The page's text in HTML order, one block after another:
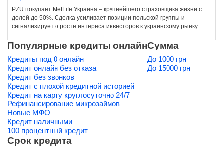
PZU покупает MetLife Украина – крупнейшего страховщика жизни с
долей до 50%. Сделка усиливает позиции польской группы и
сигнализирует о росте интереса инвесторов к украинскому рынку.
Популярные кредиты онлайн
Кредиты под 0 онлайн
Кредит онлайн без отказа
Кредит без звонков
Кредит с плохой кредитной историей
Кредит на карту круглосуточно 24/7
Рефинансирование микрозаймов
Новые МФО
Кредит наличными
100 процентный кредит
Сумма
До 1000 грн
До 15000 грн
Срок кредита